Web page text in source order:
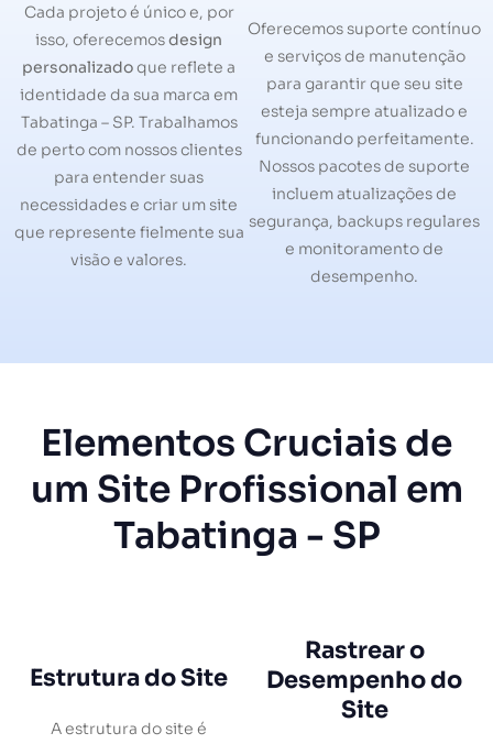
Cada projeto é único e, por
isso, oferecemosdesign
personalizadoque reflete a
identidade da sua marca em
Tabatinga – SP. Trabalhamos
de perto com nossos clientes
para entender suas
necessidades e criar um site
que represente fielmente sua
visão e valores.
Oferecemos suporte contínuo
e serviços de manutenção
para garantir que seu site
esteja sempre atualizado e
funcionando perfeitamente.
Nossos pacotes de suporte
incluem atualizações de
segurança, backups regulares
e monitoramento de
desempenho.
Elementos Cruciais de
um Site Profissional em
Tabatinga - SP
Estrutura do Site
A estrutura do site é
Rastrear o
Desempenho do
Site